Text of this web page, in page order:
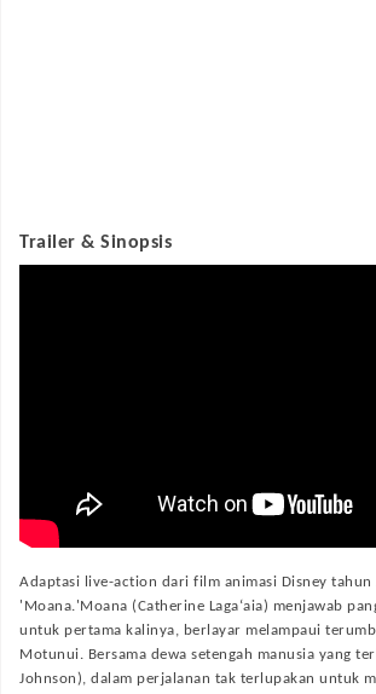
Trailer & Sinopsis
Adaptasi live-action dari film animasi Disney tahun
'Moana.'Moana (Catherine Laga‘aia) menjawab
untuk pertama kalinya, berlayar melampaui
Motunui. Bersama dewa setengah manusia yang
Johnson), dalam perjalanan tak terlupakan untuk